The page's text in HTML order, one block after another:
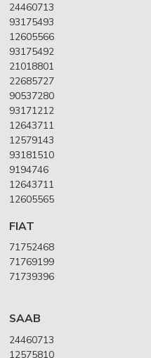
24460713
93175493
12605566
93175492
21018801
22685727
90537280
93171212
12643711
12579143
93181510
9194746
12643711
12605565
FIAT
71752468
71769199
71739396
SAAB
24460713
12575810